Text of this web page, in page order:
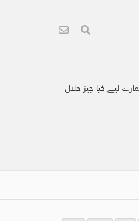
لیے کیا چیز حلال